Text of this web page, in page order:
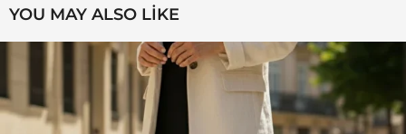
YOU MAY ALSO LIKE